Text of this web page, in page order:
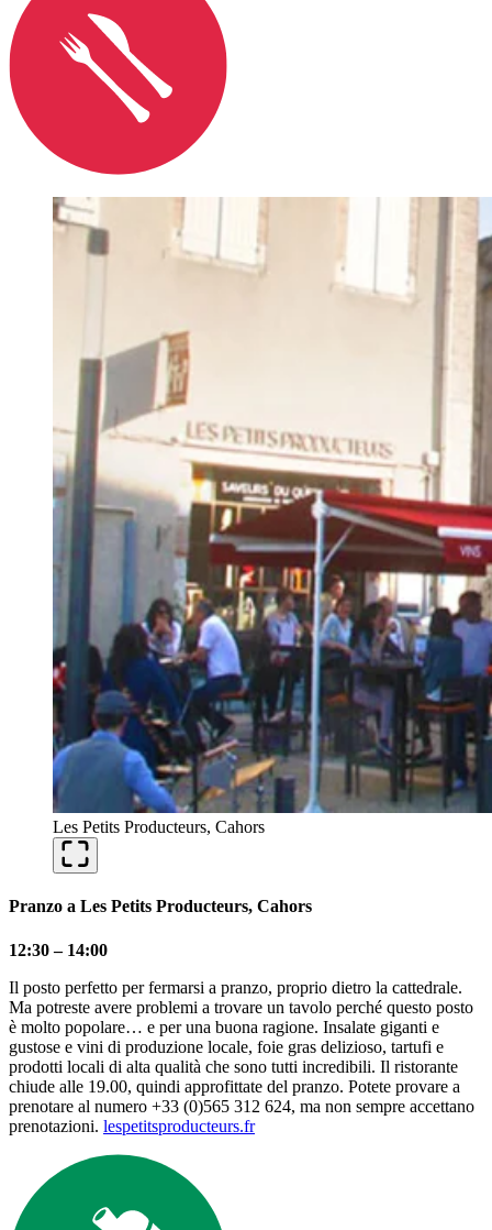
Les Petits Producteurs, Cahors
Pranzo a Les Petits Producteurs, Cahors
12:30 – 14:00
Il posto perfetto per fermarsi a pranzo, proprio dietro la cattedrale.
Ma potreste avere problemi a trovare un tavolo perché questo posto
è molto popolare… e per una buona ragione. Insalate giganti e
gustose e vini di produzione locale, foie gras delizioso, tartufi e
prodotti locali di alta qualità che sono tutti incredibili. Il ristorante
chiude alle 19.00, quindi approfittate del pranzo. Potete provare a
prenotare al numero +33 (0)565 312 624, ma non sempre accettano
prenotazioni. lespetitsproducteurs.fr